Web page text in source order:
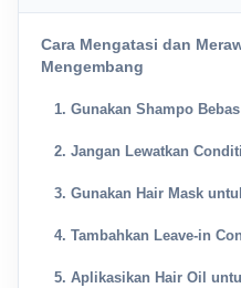
Cara Mengatasi dan
Mengembang
1. Gunakan Shampo
2. Jangan Lewatkan
3. Gunakan Hair Mask
4. Tambahkan Leave-in
5. Aplikasikan Hair Oil